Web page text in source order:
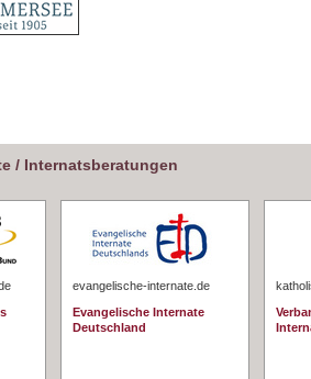
/ Internatsberatungen
evangelische-internate.de
Evangelische Internate
Deutschland